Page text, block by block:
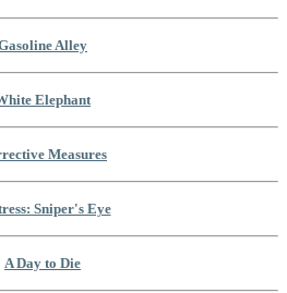
Alley
Elephant
Measures
Sniper's Eye
A Day to Die